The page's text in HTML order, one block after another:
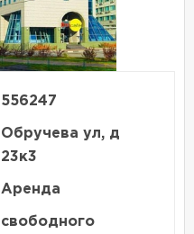
556247
Обручева ул, д
23к3
Аренда
свободного